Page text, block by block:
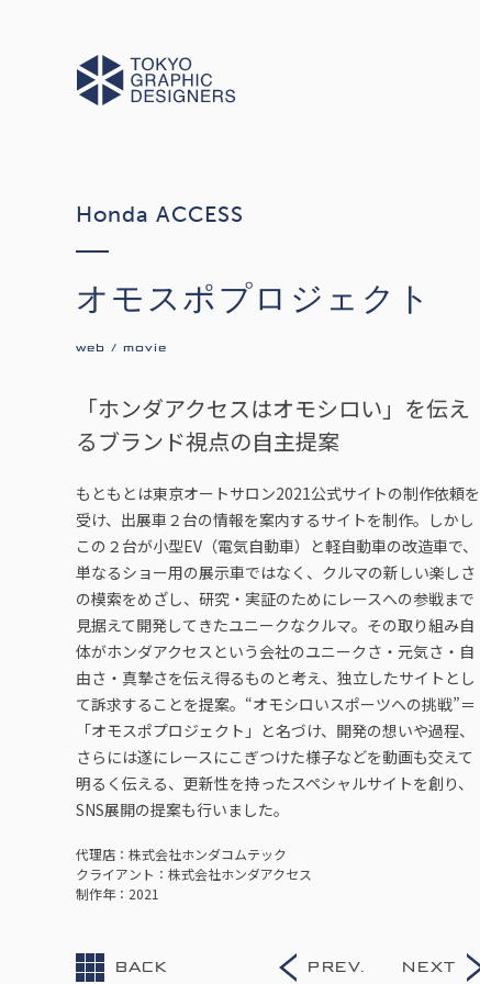
オモスポプロジェクト
Honda ACCESS
web movie
「ホンダアクセスはオモシロい」を伝え
るブランド視点の自主提案
もともとは東京オートサロン2021公式サイトの制作依頼を
受け、出展車２台の情報を案内するサイトを制作。しかし
この２台が小型EV（電気自動車）と軽自動車の改造車で、
単なるショー用の展示車ではなく、クルマの新しい楽しさ
の模索をめざし、研究・実証のためにレースへの参戦まで
見据えて開発してきたユニークなクルマ。その取り組み自
体がホンダアクセスという会社のユニークさ・元気さ・自
由さ・真摯さを伝え得るものと考え、独立したサイトとし
て訴求することを提案。“オモシロいスポーツへの挑戦”＝
「オモスポプロジェクト」と名づけ、開発の想いや過程、
さらには遂にレースにこぎつけた様子などを動画も交えて
明るく伝える、更新性を持ったスペシャルサイトを創り、
SNS展開の提案も行いました。
代理店
株式会社ホンダコムテック
クライアント
株式会社ホンダアクセス
制作年
2021
BACK PREV. NEXT